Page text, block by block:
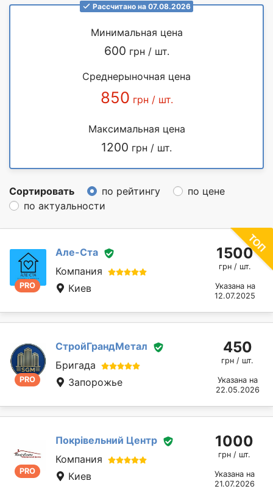
Рассчитано на 07.08.2026
Минимальная цена
600 грн / шт.
Среднерыночная цена
850 грн / шт.
Максимальная цена
1200 грн / шт.
Сортировать по рейтингу
по цене
по актуальности
PRO
Але-Ста
Компания
Киев
1500
грн / шт.
Указана на
12.07.2025
PRO
СтройГрандМетал
Бригада
Запорожье
450
грн / шт.
Указана на
22.05.2026
PRO
Покрівельний Центр
Компания
Киев
1000
грн / шт.
Указана на
21.07.2026